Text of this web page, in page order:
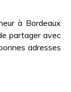
à Bordeaux
partager avec
adresses